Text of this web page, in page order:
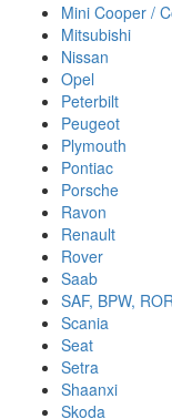
Mini Cooper /
Mitsubishi
Nissan
Opel
Peterbilt
Peugeot
Plymouth
Pontiac
Porsche
Ravon
Renault
Rover
Saab
SAF, BPW,
Scania
Seat
Setra
Shaanxi
Skoda